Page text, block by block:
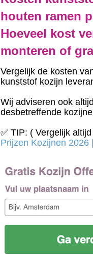
houten ramen
Hoeveel kost
monteren of
Vergelijk de kosten
kunststof kozijn
Wij adviseren ook
desbetreffende
✅ TIP: ( Vergelijk
Prijzen Kozijnen 2026